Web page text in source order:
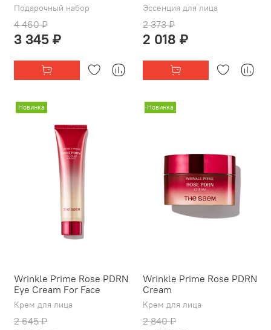
Подарочный набор
4 460 ₽
3 345 ₽
Эссенция для лица
2 373 ₽
2 018 ₽
Новинка
Wrinkle Prime Rose PDRN
Eye Cream For Face
Крем для лица
2 645 ₽
Новинка
Wrinkle Prime Rose PDRN
Cream
Крем для лица
2 840 ₽